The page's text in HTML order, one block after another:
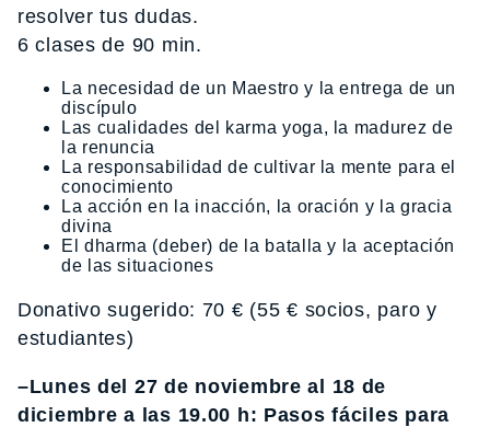
resolver tus dudas.
6 clases de 90 min.
La necesidad de un Maestro y la entrega de un
discípulo
Las cualidades del karma yoga, la madurez de
la renuncia
La responsabilidad de cultivar la mente para el
conocimiento
La acción en la inacción, la oración y la gracia
divina
El dharma (deber) de la batalla y la aceptación
de las situaciones
Donativo sugerido: 70 € (55 € socios, paro y
estudiantes)
–Lunes del 27 de noviembre al 18 de
diciembre a las 19.00 h: Pasos fáciles para